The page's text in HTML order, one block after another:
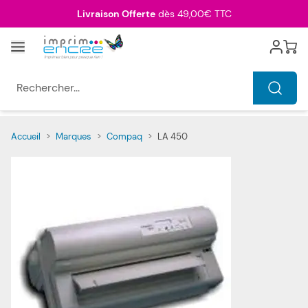
Livraison Offertedès 49,00€ TTC
Menu Cart
Accueil > Marques > Compaq > LA 450